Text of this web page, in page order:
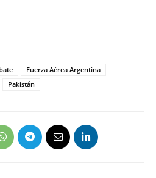
Fuerza Aérea Argentina
Pakistán